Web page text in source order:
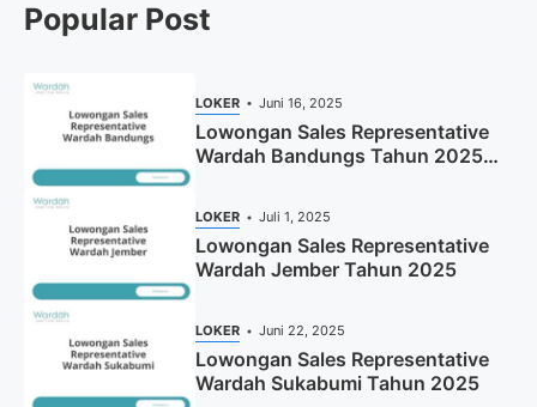
Popular Post
LOKER Juni 16, 2025
Lowongan Sales Representative
Wardah Bandungs Tahun 2025
LOKER Juli 1, 2025
Lowongan Sales Representative
Wardah Jember Tahun 2025
LOKER Juni 22, 2025
Lowongan Sales Representative
Wardah Sukabumi Tahun 2025